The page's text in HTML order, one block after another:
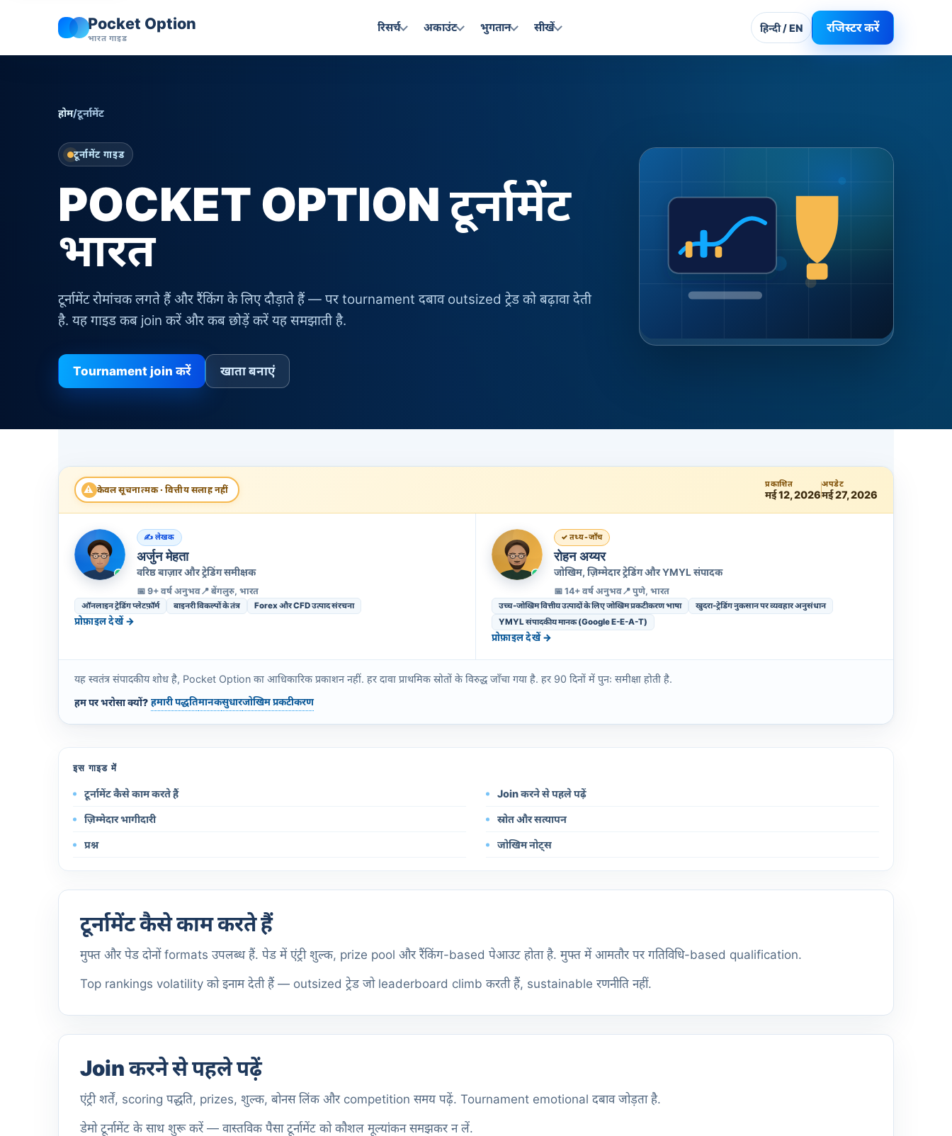
Pocket Option
भारत गाइड
रिसर्च अकाउंट भुगतान सीखें हिन्दी / EN रजिस्टर करें
होम/टूर्नामेंट
टूर्नामेंट गाइड
POCKET OPTION टूर्नामेंट
भारत
टूर्नामेंट रोमांचक लगते हैं और रैंकिंग के लिए दौड़ाते हैं — पर tournament दबाव outsized ट्रेड को बढ़ावा देती
है. यह गाइड कब join करें और कब छोड़ें करें यह समझाती है.
Tournament join करें खाता बनाएं
⚠ केवल सूचनात्मक · वित्तीय सलाह नहीं
प्रकाशित
मई 12, 2026
अपडेट
मई 27, 2026
लेखक
अर्जुन मेहता
वरिष्ठ बाज़ार और ट्रेडिंग समीक्षक
📅 9+ वर्ष अनुभव📍 बेंगलुरु, भारत
ऑनलाइन ट्रेडिंग प्लेटफ़ॉर्म बाइनरी विकल्पों के तंत्र Forex और CFD उत्पाद संरचना
प्रोफ़ाइल देखें →
तथ्य-जाँच
रोहन अय्यर
जोखिम, ज़िम्मेदार ट्रेडिंग और YMYL संपादक
📅 14+ वर्ष अनुभव📍 पुणे, भारत
उच्च-जोखिम वित्तीय उत्पादों के लिए जोखिम प्रकटीकरण भाषा
खुदरा-ट्रेडिंग नुकसान पर व्यवहार अनुसंधान
YMYL संपादकीय मानक (Google E-E-A-T)
प्रोफ़ाइल देखें →
यह स्वतंत्र संपादकीय शोध है, Pocket Option का आधिकारिक प्रकाशन नहीं. हर दावा प्राथमिक स्रोतों के विरुद्ध जाँचा गया है. हर 90 दिनों में पुनः समीक्षा होती है.
हम पर भरोसा क्यों? हमारी पद्धतिमानकसुधारजोखिम प्रकटीकरण
इस गाइड में
टूर्नामेंट कैसे काम करते हैं Join करने से पहले पढ़ें
ज़िम्मेदार भागीदारी स्रोत और सत्यापन
प्रश्न जोखिम नोट्स
टूर्नामेंट कैसे काम करते हैं
मुफ्त और पेड दोनों formats उपलब्ध हैं. पेड में एंट्री शुल्क, prize pool और रैंकिंग-based पेआउट होता है. मुफ्त में आमतौर पर गतिविधि-based qualification.
Top rankings volatility को इनाम देती हैं — outsized ट्रेड जो leaderboard climb करती हैं, sustainable रणनीति नहीं.
Join करने से पहले पढ़ें
एंट्री शर्तें, scoring पद्धति, prizes, शुल्क, बोनस लिंक और competition समय पढ़ें. Tournament emotional दबाव जोड़ता है.
डेमो टूर्नामेंट के साथ शुरू करें — वास्तविक पैसा टूर्नामेंट को कौशल मूल्यांकन समझकर न लें.